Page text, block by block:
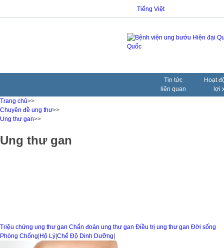
Tiếng Việt
Tin tức
liên quan
Hoạt
lợi
Trang chủ>>
Chuyên đề ung thư>>
Ung thư gan>>
Ung thư gan
Triệu chứng ung thư gan Chẩn đoán ung thư gan Điều trị ung thư gan Đời sống
Phòng Chống Hộ Lý Chế Độ Dinh Dưỡng